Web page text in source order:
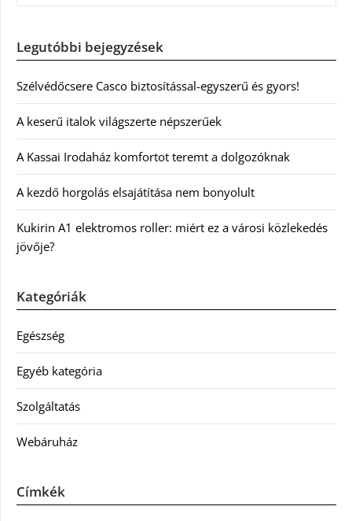
Legutóbbi bejegyzések
Szélvédőcsere Casco biztosítással-egyszerű és gyors!
A keserű italok világszerte népszerűek
A Kassai Irodaház komfortot teremt a dolgozóknak
A kezdő horgolás elsajátítása nem bonyolult
Kukirin A1 elektromos roller: miért ez a városi közlekedés
jövője?
Kategóriák
Egészség
Egyéb kategória
Szolgáltatás
Webáruház
Címkék